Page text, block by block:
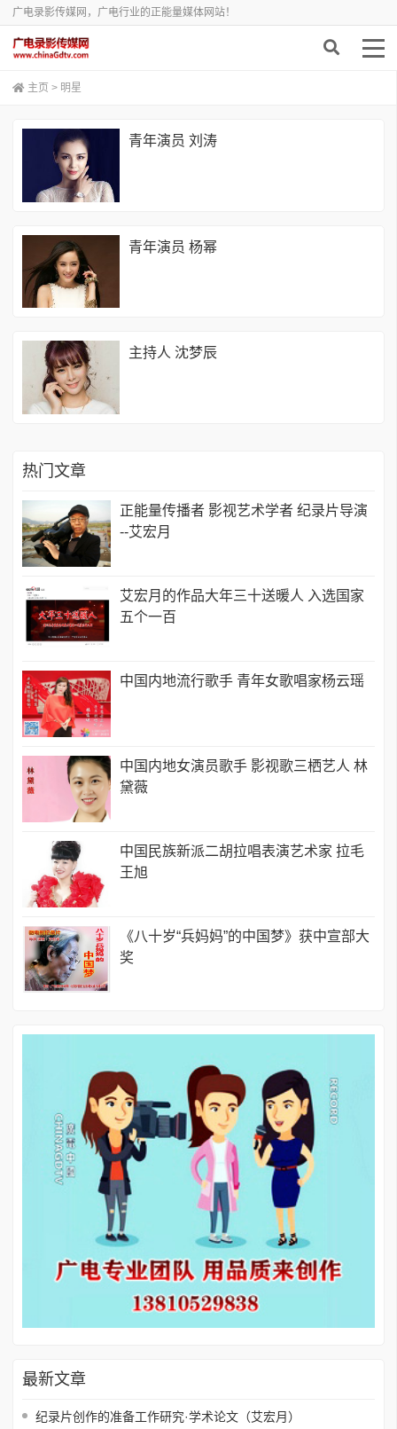
广电录影传媒网，广电行业的正能量媒体网站！
主页 > 明星
青年演员 刘涛
青年演员 杨幂
主持人 沈梦辰
热门文章
正能量传播者 影视艺术学者 纪录片导演
--艾宏月
艾宏月的作品大年三十送暖人 入选国家
五个一百
中国内地流行歌手 青年女歌唱家杨云瑶
中国内地女演员歌手 影视歌三栖艺人 林
黛薇
中国民族新派二胡拉唱表演艺术家 拉毛
王旭
《八十岁“兵妈妈”的中国梦》获中宣部大
奖
最新文章
纪录片创作的准备工作研究·学术论文（艾宏月）